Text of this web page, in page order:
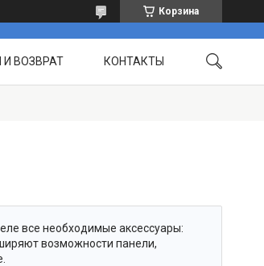
Корзина
И ВОЗВРАТ КОНТАКТЫ
все необходимые аксессуары:
возможности панели,